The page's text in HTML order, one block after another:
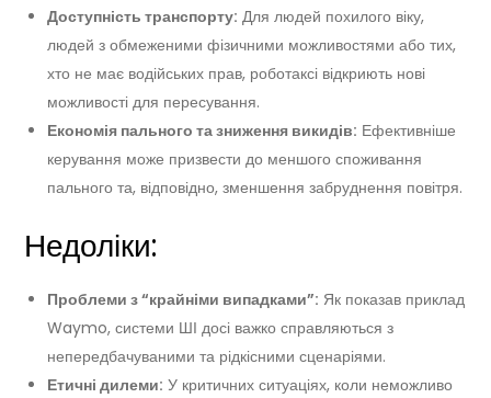
Доступність транспорту: Для людей похилого віку,
людей з обмеженими фізичними можливостями або тих,
хто не має водійських прав, роботаксі відкриють нові
можливості для пересування.
Економія пального та зниження викидів: Ефективніше
керування може призвести до меншого споживання
пального та, відповідно, зменшення забруднення повітря.
Недоліки:
Проблеми з “крайніми випадками”: Як показав приклад
Waymo, системи ШІ досі важко справляються з
непередбачуваними та рідкісними сценаріями.
Етичні дилеми: У критичних ситуаціях, коли неможливо